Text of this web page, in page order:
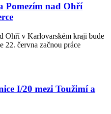
Pomezím nad Ohří
Ohří v Karlovarském kraji bude
22. června začnou práce
I/20 mezi Toužimí a